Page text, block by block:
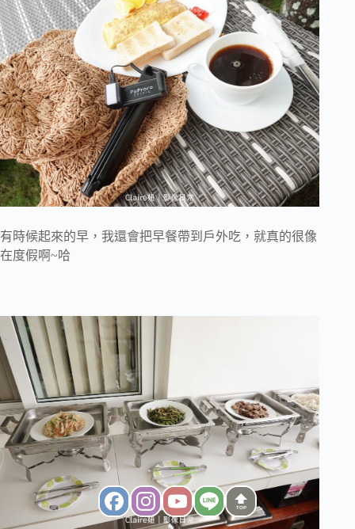
有時候起來的早，我還會把早餐帶到戶外吃，就真的很像
在度假啊~哈
TOP